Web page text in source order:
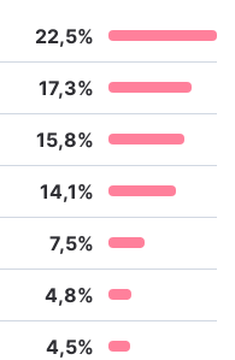
22,5%
17,3%
15,8%
14,1%
7,5%
4,8%
4,5%